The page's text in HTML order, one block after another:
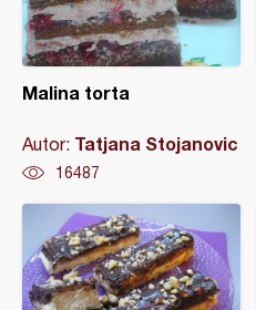
Malina torta
Autor: Tatjana Stojanovic
16487